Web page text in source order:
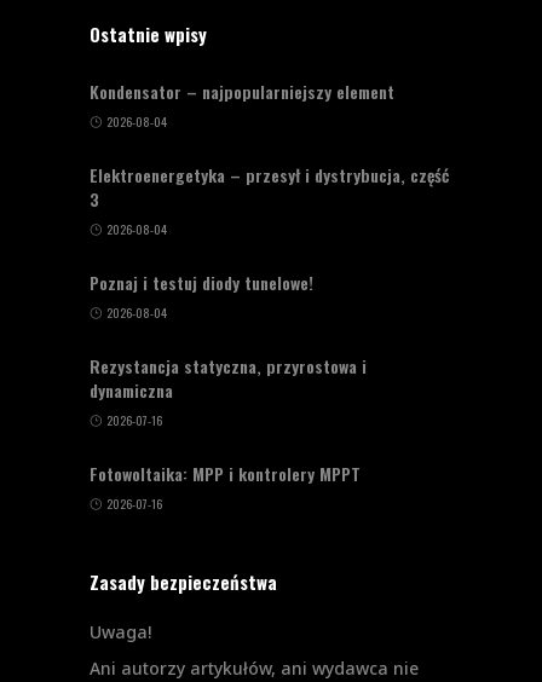
Ostatnie wpisy
Kondensator – najpopularniejszy element
2026-08-04
Elektroenergetyka – przesył i dystrybucja, część
3
2026-08-04
Poznaj i testuj diody tunelowe!
2026-08-04
Rezystancja statyczna, przyrostowa i
dynamiczna
2026-07-16
Fotowoltaika: MPP i kontrolery MPPT
2026-07-16
Zasady bezpieczeństwa
Uwaga!
Ani autorzy artykułów, ani wydawca nie